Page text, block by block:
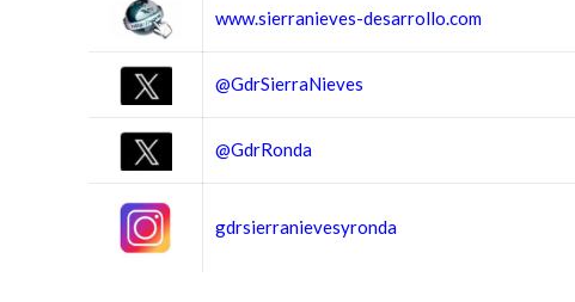
www.sierranieves-desarrollo.com
@GdrSierraNieves
@GdrRonda
gdrsierranievesyronda